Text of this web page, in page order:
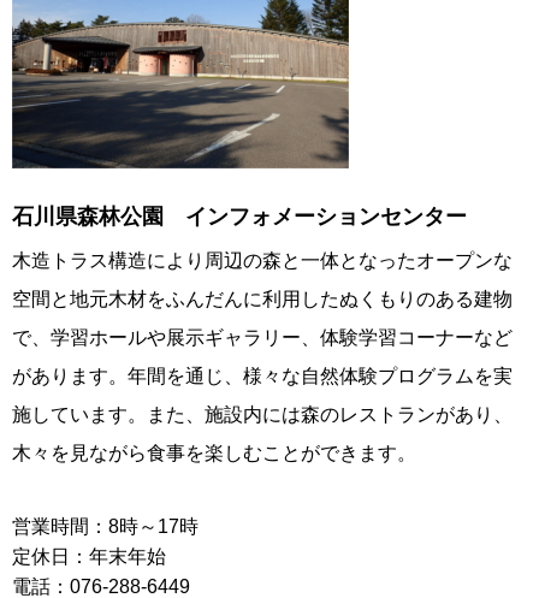
石川県森林公園 インフォメーションセンター
木造トラス構造により周辺の森と一体となったオープンな
空間と地元木材をふんだんに利用したぬくもりのある建物
で、学習ホールや展示ギャラリー、体験学習コーナーなど
があります。年間を通じ、様々な自然体験プログラムを実
施しています。また、施設内には森のレストランがあり、
木々を見ながら食事を楽しむことができます。
営業時間：8時～17時
定休日：年末年始
電話：076-288-6449